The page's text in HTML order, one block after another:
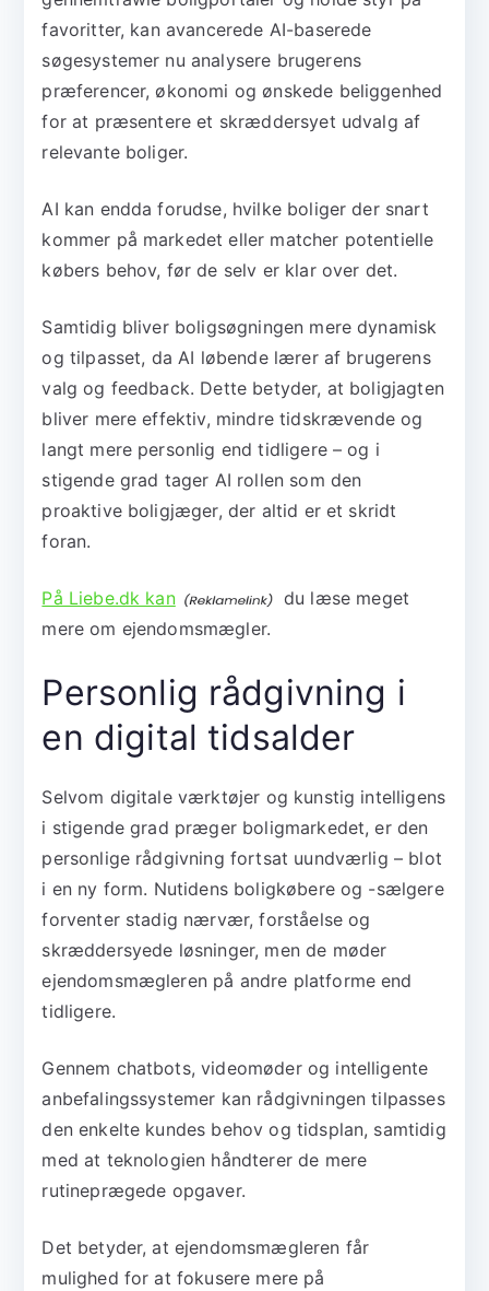
favoritter, kan avancerede AI-baserede
søgesystemer nu analysere brugerens
præferencer, økonomi og ønskede beliggenhed
for at præsentere et skræddersyet udvalg af
relevante boliger.
AI kan endda forudse, hvilke boliger der snart
kommer på markedet eller matcher potentielle
købers behov, før de selv er klar over det.
Samtidig bliver boligsøgningen mere dynamisk
og tilpasset, da AI løbende lærer af brugerens
valg og feedback. Dette betyder, at boligjagten
bliver mere effektiv, mindre tidskrævende og
langt mere personlig end tidligere – og i
stigende grad tager AI rollen som den
proaktive boligjæger, der altid er et skridt
foran.
På Liebe.dk kan
du læse meget
mere om ejendomsmægler.
Personlig rådgivning i
en digital tidsalder
Selvom digitale værktøjer og kunstig intelligens
i stigende grad præger boligmarkedet, er den
personlige rådgivning fortsat uundværlig – blot
i en ny form. Nutidens boligkøbere og -sælgere
forventer stadig nærvær, forståelse og
skræddersyede løsninger, men de møder
ejendomsmægleren på andre platforme end
tidligere.
Gennem chatbots, videomøder og intelligente
anbefalingssystemer kan rådgivningen tilpasses
den enkelte kundes behov og tidsplan, samtidig
med at teknologien håndterer de mere
rutineprægede opgaver.
Det betyder, at ejendomsmægleren får
mulighed for at fokusere mere på